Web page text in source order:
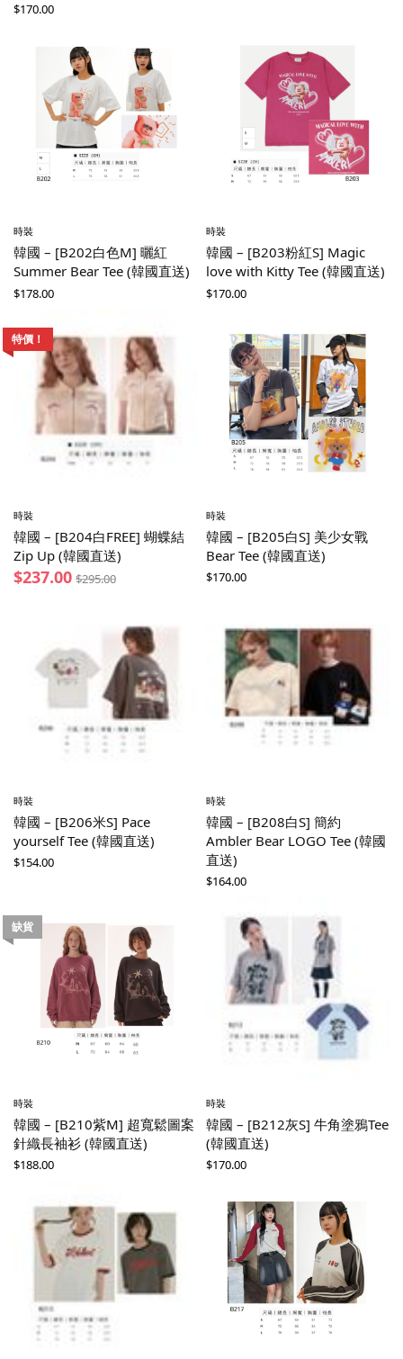
$170.00
時裝
韓國 – [B202白色M] 曬紅
Summer Bear Tee (韓國直送)
$178.00
時裝
韓國 – [B203粉紅S] Magic
love with Kitty Tee (韓國直送)
$170.00
特價！
時裝
韓國 – [B204白FREE] 蝴蝶結
Zip Up (韓國直送)
$237.00 $295.00
時裝
韓國 – [B205白S] 美少女戰
Bear Tee (韓國直送)
$170.00
時裝
韓國 – [B206米S] Pace
yourself Tee (韓國直送)
$154.00
時裝
韓國 – [B208白S] 簡約
Ambler Bear LOGO Tee (韓國
直送)
$164.00
缺貨
時裝
韓國 – [B210紫M] 超寬鬆圖案
針織長袖衫 (韓國直送)
$188.00
時裝
韓國 – [B212灰S] 牛角塗鴉Tee
(韓國直送)
$170.00